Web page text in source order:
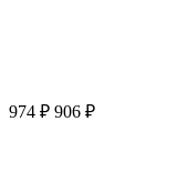
974 ₽ 906 ₽